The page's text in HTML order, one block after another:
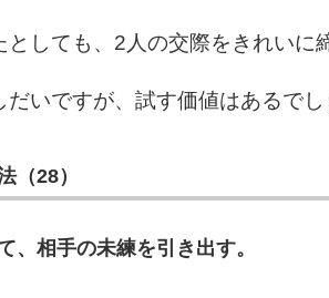
しても、2人の交際をきれいに
いですが、試す価値はあるでし
（28）
、相手の未練を引き出す。